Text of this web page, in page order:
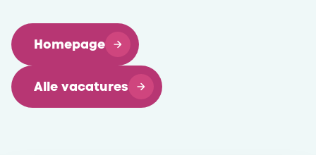
Homepage
Alle vacatures